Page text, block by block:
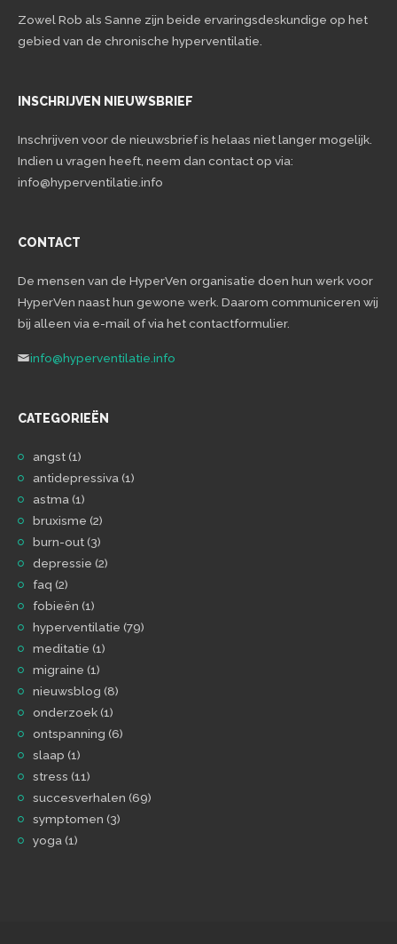
Zowel Rob als Sanne zijn beide ervaringsdeskundige op het
gebied van de chronische hyperventilatie.
INSCHRIJVEN NIEUWSBRIEF
Inschrijven voor de nieuwsbrief is helaas niet langer mogelijk.
Indien u vragen heeft, neem dan contact op via:
info@hyperventilatie.info
CONTACT
De mensen van de HyperVen organisatie doen hun werk voor
HyperVen naast hun gewone werk. Daarom communiceren wij
bij alleen via e-mail of via het contactformulier.
info@hyperventilatie.info
CATEGORIEËN
angst(1)
antidepressiva (1)
astma (1)
bruxisme (2)
burn-out(3)
depressie (2)
faq (2)
fobieën (1)
hyperventilatie (79)
meditatie (1)
migraine (1)
nieuwsblog (8)
onderzoek(1)
ontspanning (6)
slaap (1)
stress (11)
succesverhalen (69)
symptomen (3)
yoga (1)